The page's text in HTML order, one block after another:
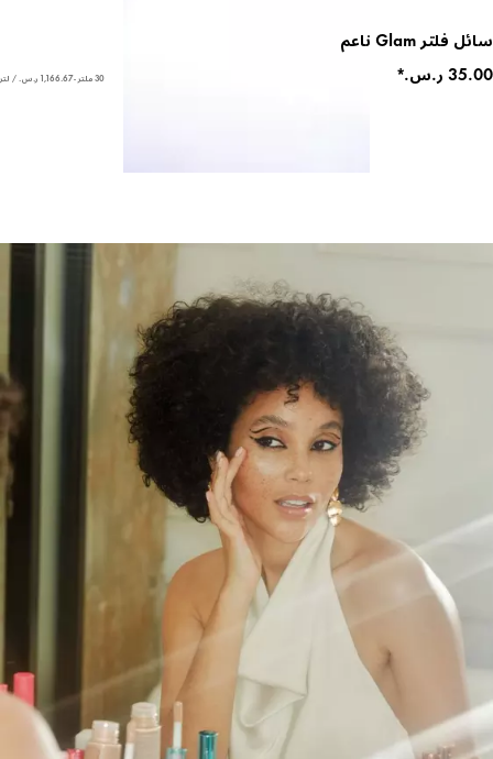
سائل فلتر Glam ناعم
30 ملتر - ‏1,166.67 ر.س.‏ / لتر